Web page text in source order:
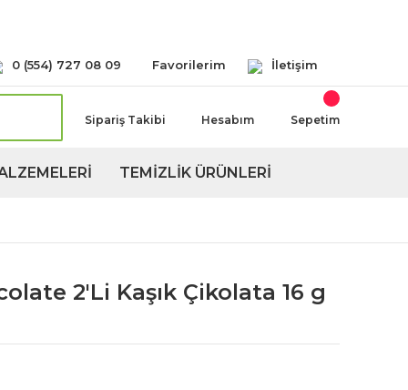
0 (554) 727 08 09 Favorilerim İletişim
Sipariş Takibi Hesabım Sepetim
TEMİZLİK ÜRÜNLERİ
2'Li Kaşık Çikolata 16 g